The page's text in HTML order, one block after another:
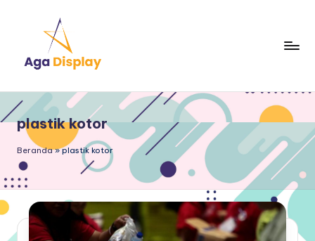
content
plastik kotor
Beranda»plastik kotor